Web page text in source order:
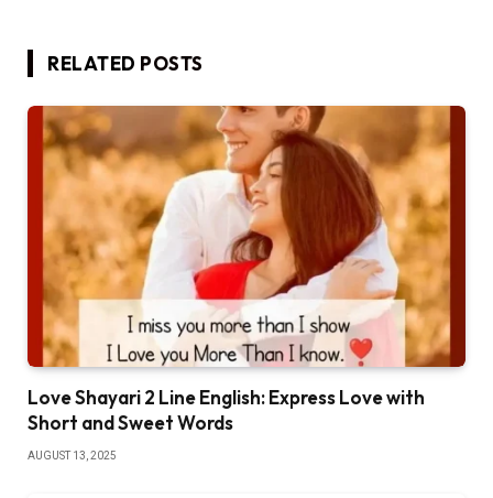
RELATED POSTS
Love Shayari 2 Line English: Express Love with
Short and Sweet Words
AUGUST 13, 2025